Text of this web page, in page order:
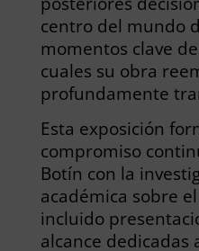
centro del mundo
momentos clave
cuales su obra
profundamente
Esta exposición
compromiso
Botín con la
académica sobre
incluido
alcance dedicadas